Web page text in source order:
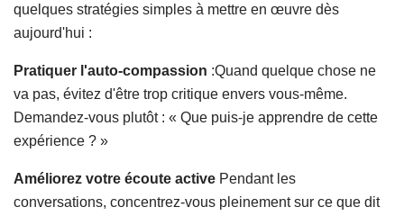
quelques stratégies simples à mettre en œuvre dès
aujourd'hui :
Pratiquer l'auto-compassion :Quand quelque chose ne
va pas, évitez d'être trop critique envers vous-même.
Demandez-vous plutôt : « Que puis-je apprendre de cette
expérience ? »
Améliorez votre écoute active Pendant les
conversations, concentrez-vous pleinement sur ce que dit